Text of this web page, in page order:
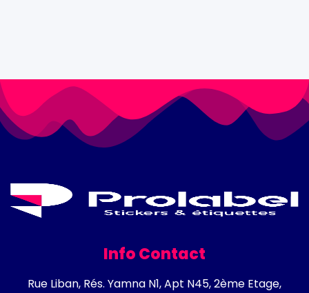
Info Contact
Rue Liban, Rés. Yamna N1, Apt N45, 2ème Etage,